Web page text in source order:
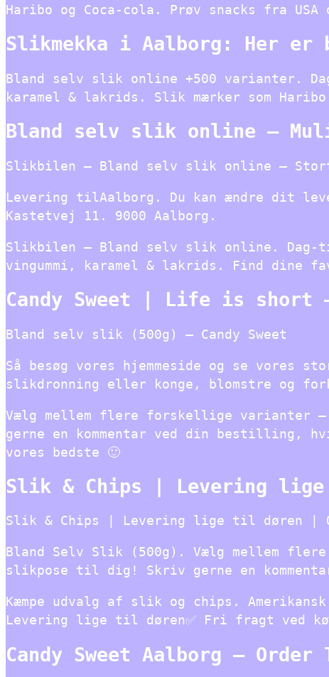
Haribo og Coca-cola. Prøv snacks fra USA
Slikmekka i Aalborg: Her er
Bland selv slik online +500 varianter.
karamel & lakrids. Slik mærker som
Bland selv slik online –
Slikbilen – Bland selv slik online –
Levering tilAalborg. Du kan ændre dit
Kastetvej 11. 9000 Aalborg.
Slikbilen – Bland selv slik online. Dag-
vingummi, karamel & lakrids. Find dine
Candy Sweet | Life is short
Bland selv slik (500g) – Candy Sweet
Så besøg vores hjemmeside og se
slikdronning eller konge, blomstre og
Vælg mellem flere forskellige
gerne en kommentar ved din bestilling,
vores bedste 🙂
Slik & Chips | Levering
Slik & Chips | Levering lige til døren |
Bland Selv Slik (500g). Vælg mellem
slikpose til dig! Skriv gerne en
Kæmpe udvalg af slik og chips.
Levering lige til døren✅ Fri fragt ved
Candy Sweet Aalborg – Order